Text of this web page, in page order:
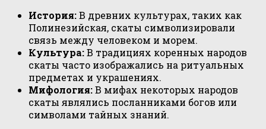
История:В древних культурах, таких как
Полинезийская, скаты символизировали
связь между человеком и морем.
Культура:В традициях коренных народов
скаты часто изображались на ритуальных
предметах и украшениях.
Мифология:В мифах некоторых народов
скаты являлись посланниками богов или
символами тайных знаний.